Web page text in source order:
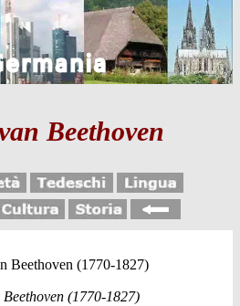
Beethoven
(1770-1827)